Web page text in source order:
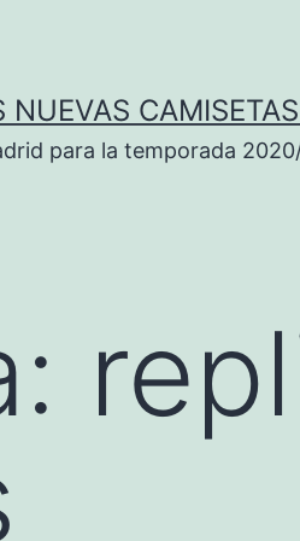
NUEVAS
para la temporada